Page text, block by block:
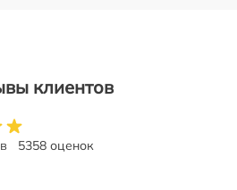
клиентов
5358 оценок